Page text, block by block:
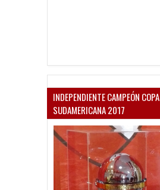
INDEPENDIENTE CAMPEÓN COPA
SUDAMERICANA 2017